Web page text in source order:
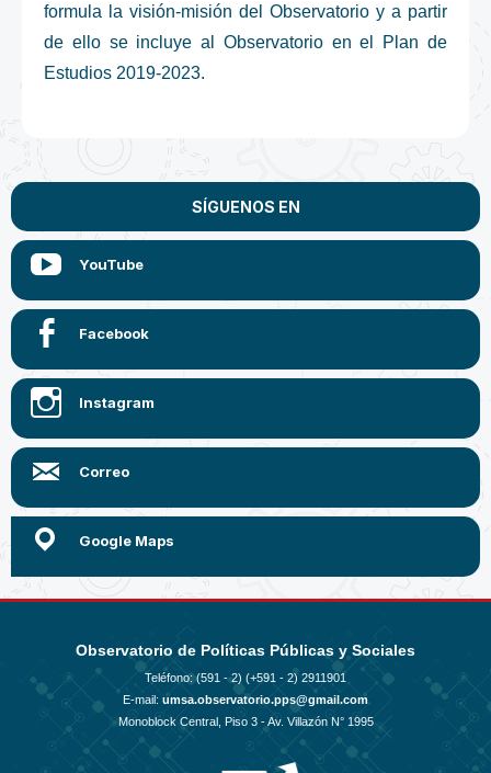
formula la visión-misión del Observatorio y a partir
de ello se incluye al Observatorio en el Plan de
Estudios 2019-2023.
SÍGUENOS EN
YouTube
Facebook
Instagram
Correo
Google Maps
Observatorio de Políticas Públicas y Sociales
Teléfono: (591 - 2) (+591 - 2) 2911901
E-mail: umsa.observatorio.pps@gmail.com
Monoblock Central, Piso 3 - Av. Villazón N° 1995